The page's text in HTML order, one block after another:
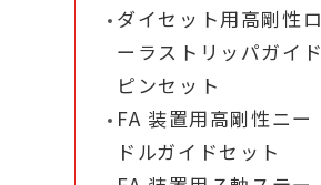
ダイセット用高剛性ロ
ーラストリッパガイド
ピンセット
FA 装置用高剛性ニー
ドルガイドセット